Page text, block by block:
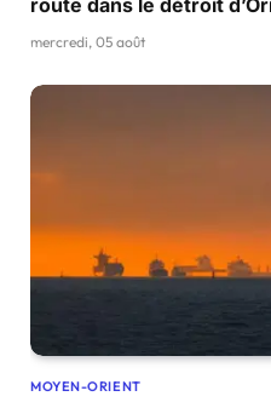
mercredi, 05 août
MOYEN-ORIENT